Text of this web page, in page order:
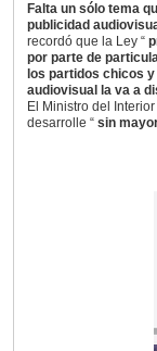
Falta un sólo tema
publicidad
recordó que la Ley “
por parte de
los partidos chicos
audiovisual la va a
El Ministro del
desarrolle “ sin